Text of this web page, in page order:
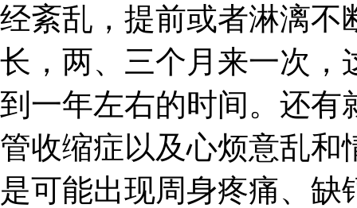
经紊乱，提前或者淋漓不
长，两、三个月来一次，
到一年左右的时间。还有
管收缩症以及心烦意乱和
是可能出现周身疼痛、